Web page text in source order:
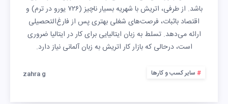
باشد. از طرفی، اتریش با شهریه بسیار ناچیز (۷۲۶ یورو در ترم) و
اقتصاد باثبات، فرصت‌های شغلی بهتری پس از فارغ‌التحصیلی
ارائه می‌دهد. تسلط به زبان ایتالیایی برای کار در ایتالیا ضروری
است، درحالی که بازار کار اتریش به زبان آلمانی نیاز دارد.
سایر کسب و کارها zahra g